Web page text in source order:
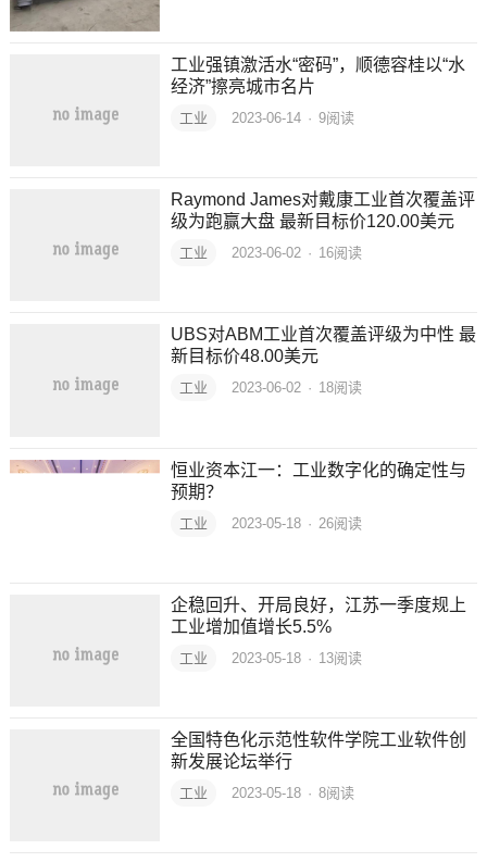
工业强镇激活水“密码”，顺德容桂以“水
经济”擦亮城市名片
工业 2023-06-14 · 9阅读
Raymond James对戴康工业首次覆盖评
级为跑赢大盘 最新目标价120.00美元
工业 2023-06-02 · 16阅读
UBS对ABM工业首次覆盖评级为中性 最
新目标价48.00美元
工业 2023-06-02 · 18阅读
恒业资本江一：工业数字化的确定性与
预期？
工业 2023-05-18 · 26阅读
企稳回升、开局良好，江苏一季度规上
工业增加值增长5.5%
工业 2023-05-18 · 13阅读
全国特色化示范性软件学院工业软件创
新发展论坛举行
工业 2023-05-18 · 8阅读